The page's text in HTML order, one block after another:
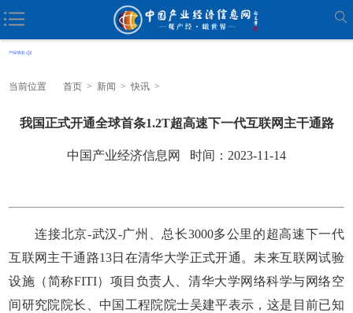
当前位置 首页 > 新闻 > 快讯 >
我国正式开通全球首条1.2T超高速下一代互联网主干通路
中国产业经济信息网 时间：2023-11-14
连接北京-武汉-广州、总长3000多公里的超高速下一代
互联网主干通路13日在清华大学正式开通。未来互联网试验
设施（简称FITI）项目负责人、清华大学网络科学与网络空
间研究院院长、中国工程院院士吴建平表示，这是目前已知